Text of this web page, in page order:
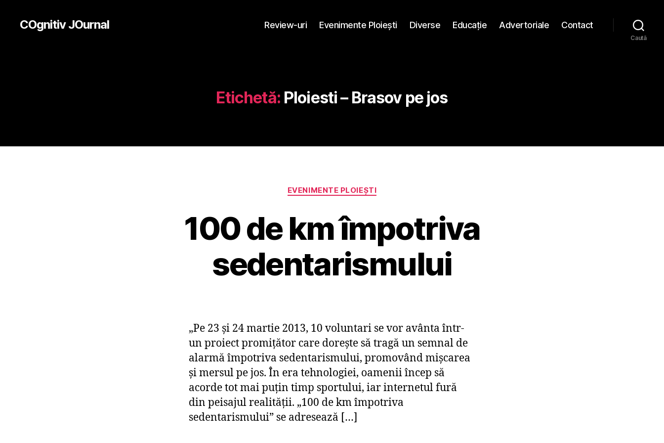
COgnitiv JOurnal Review-uri Evenimente Ploieşti Diverse Educaţie Advertoriale Contact
Caută
Etichetă: Ploiesti – Brasov pe jos
Categorii
EVENIMENTE PLOIEŞTI
100 de km împotriva
sedentarismului
„Pe 23 și 24 martie 2013, 10 voluntari se vor avânta într-
un proiect promițător care dorește să tragă un semnal de
alarmă împotriva sedentarismului, promovând mișcarea
și mersul pe jos. În era tehnologiei, oamenii încep să
acorde tot mai puțin timp sportului, iar internetul fură
din peisajul realității. „100 de km împotriva
sedentarismului” se adresează […]